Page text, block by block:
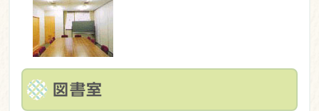
図書室